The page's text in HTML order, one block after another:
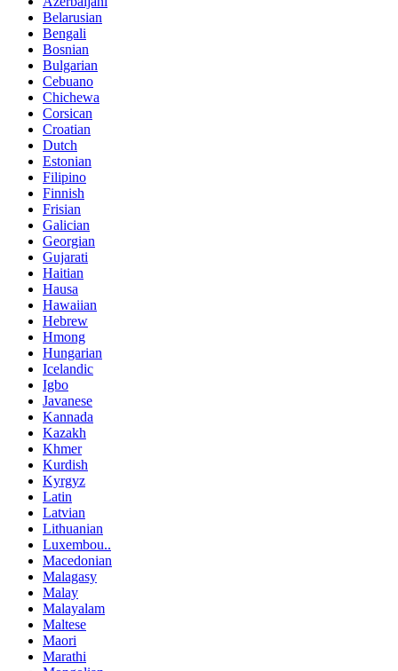
Belarusian
Bengali
Bosnian
Bulgarian
Cebuano
Chichewa
Corsican
Croatian
Dutch
Estonian
Filipino
Finnish
Frisian
Galician
Georgian
Gujarati
Haitian
Hausa
Hawaiian
Hebrew
Hmong
Hungarian
Icelandic
Igbo
Javanese
Kannada
Kazakh
Khmer
Kurdish
Kyrgyz
Latin
Latvian
Lithuanian
Luxembou..
Macedonian
Malagasy
Malay
Malayalam
Maltese
Maori
Marathi